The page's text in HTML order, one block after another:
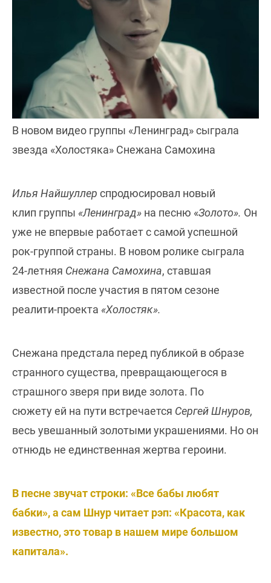
В новом видео группы «Ленинград» сыграла
звезда «Холостяка» Снежана Самохина
Илья Найшуллер спродюсировал новый
клип группы «Ленинград» на песню «Золото». Он
уже не впервые работает с самой успешной
рок-группой страны. В новом ролике сыграла
24-летняя Снежана Самохина, ставшая
известной после участия в пятом сезоне
реалити-проекта «Холостяк».
Снежана предстала перед публикой в образе
странного существа, превращающегося в
страшного зверя при виде золота. По
сюжету ей на пути встречается Сергей Шнуров,
весь увешанный золотыми украшениями. Но он
отнюдь не единственная жертва героини.
В песне звучат строки: «Все бабы любят
бабки», а сам Шнур читает рэп: «Красота, как
известно, это товар в нашем мире большом
капитала».